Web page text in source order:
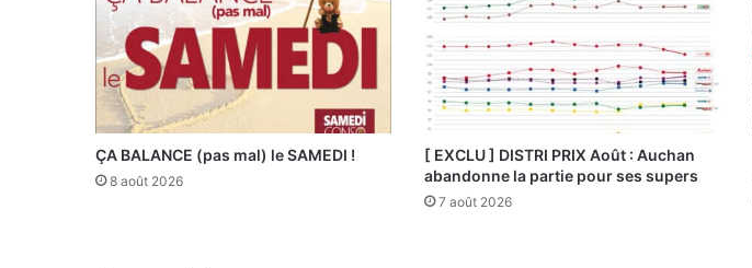
ÇA BALANCE (pas mal) le SAMEDI !
8 août 2026
[ EXCLU ] DISTRI PRIX Août : Auchan
abandonne la partie pour ses supers
7 août 2026